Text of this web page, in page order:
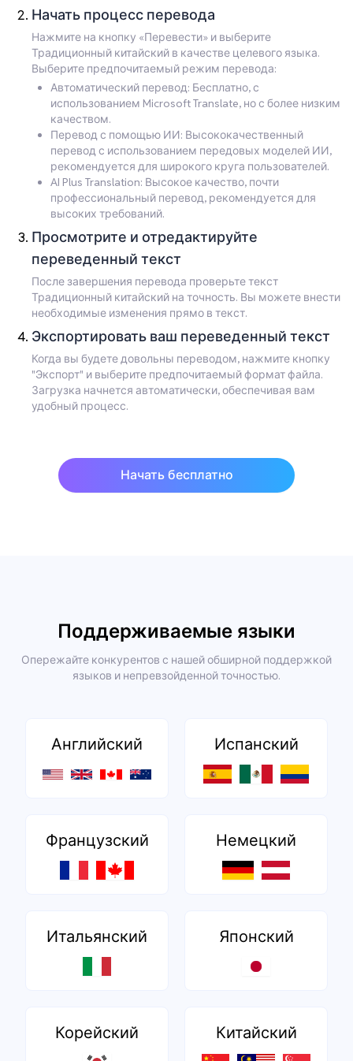
Начать процесс перевода
Нажмите на кнопку «Перевести» и выберите
Традиционный китайский в качестве целевого языка.
Выберите предпочитаемый режим перевода:
Автоматический перевод: Бесплатно, с
использованием Microsoft Translate, но с более низким
качеством.
Перевод с помощью ИИ: Высококачественный
перевод с использованием передовых моделей ИИ,
рекомендуется для широкого круга пользователей.
AI Plus Translation: Высокое качество, почти
профессиональный перевод, рекомендуется для
высоких требований.
Просмотрите и отредактируйте
переведенный текст
После завершения перевода проверьте текст
Традиционный китайский на точность. Вы можете внести
необходимые изменения прямо в текст.
Экспортировать ваш переведенный текст
Когда вы будете довольны переводом, нажмите кнопку
"Экспорт" и выберите предпочитаемый формат файла.
Загрузка начнется автоматически, обеспечивая вам
удобный процесс.
Начать бесплатно
Поддерживаемые языки
Опережайте конкурентов с нашей обширной поддержкой
языков и непревзойденной точностью.
Английский Испанский
Французский Немецкий
Итальянский Японский
Корейский Китайский